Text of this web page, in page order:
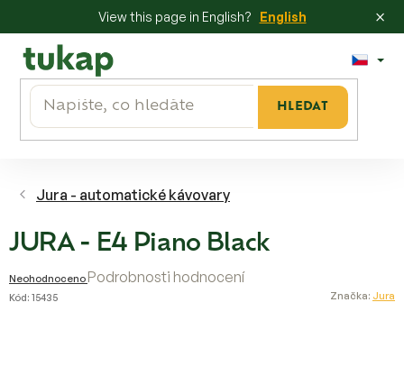
View this page in English? English ×
obsah
HLEDAT
Jura - automatické kávovary
JURA - E4 Piano Black
Průměrné
hodnocení
Neohodnoceno Podrobnosti hodnocení
Značka: Jura
Kód: 15435